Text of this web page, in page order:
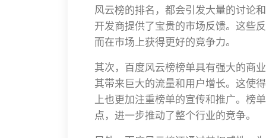
风云榜的排名，都会引发大量的讨论
开发商提供了宝贵的市场反馈。这些
而在市场上获得更好的竞争力。
其次，百度风云榜榜单具有强大的商
其带来巨大的流量和用户增长。这使
上也更加注重榜单的宣传和推广。榜
点，进一步推动了整个行业的竞争。